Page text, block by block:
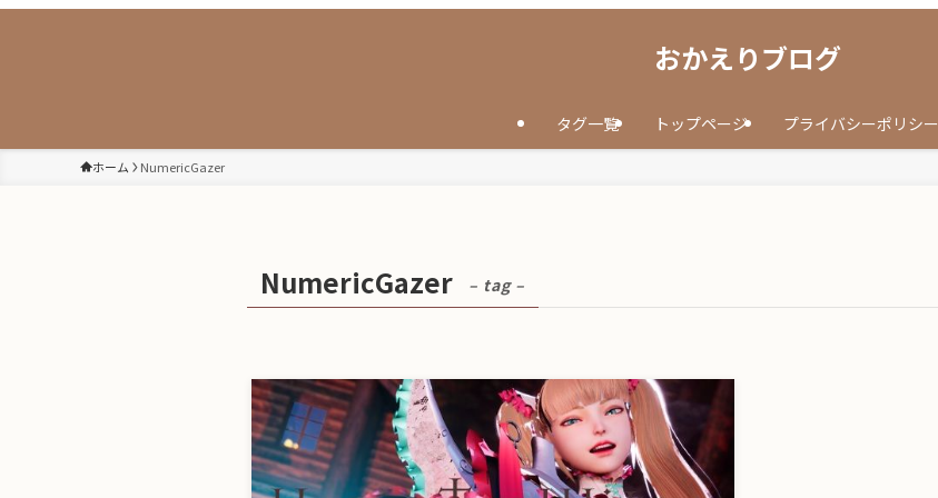
おかえりブログ
タグ一覧 トップページ プライバシーポリシー
ホーム NumericGazer
NumericGazer – tag –